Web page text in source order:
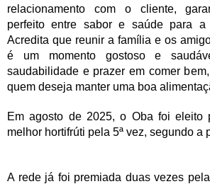
relacionamento com o cliente,
perfeito entre sabor e saúde para a
Acredita que reunir a família e os
é um momento gostoso e
saudabilidade e prazer em comer
quem deseja manter uma boa
Em agosto de 2025, o Oba foi eleito
melhor hortifrúti pela 5ª vez, segundo a
A rede já foi premiada duas vezes